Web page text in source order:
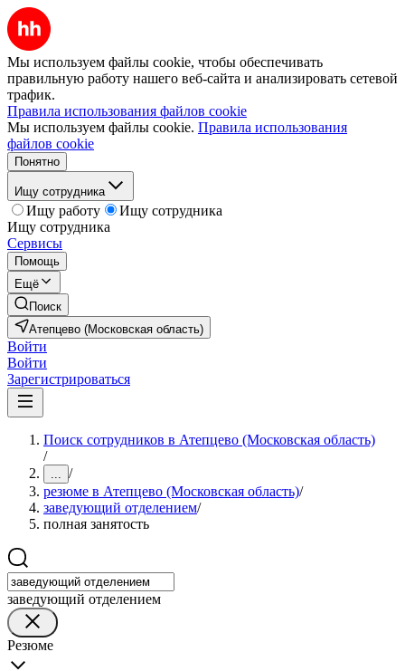
Мы используем файлы cookie, чтобы обеспечивать
правильную работу нашего веб-сайта и анализировать сетевой
трафик.
Правила использования файлов cookie
Мы используем файлы cookie. Правила использования
файлов cookie
Понятно
Ищу сотрудника
Ищу работу
Ищу сотрудника
Ищу сотрудника
Сервисы
Помощь
Ещё
Поиск
Атепцево (Московская область)
Войти
Войти
Зарегистрироваться
Поиск сотрудников в Атепцево (Московская область)
/
... /
резюме в Атепцево (Московская область)/
заведующий отделением/
полная занятость
заведующий отделением
Резюме